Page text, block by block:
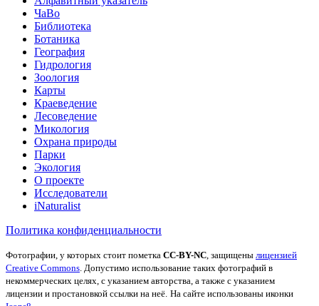
ЧаВо
Библиотека
Ботаника
География
Гидрология
Зоология
Карты
Краеведение
Лесоведение
Микология
Охрана природы
Парки
Экология
О проекте
Исследователи
iNaturalist
Политика конфиденциальности
Фотографии, у которых стоит пометка CC-BY-NC , защищены лицензией
Creative Commons . Допустимо использование таких фотографий в
некоммерческих целях, с указанием авторства, а также с указанием
лицензии и простановкой ссылки на неё. На сайте использованы иконки